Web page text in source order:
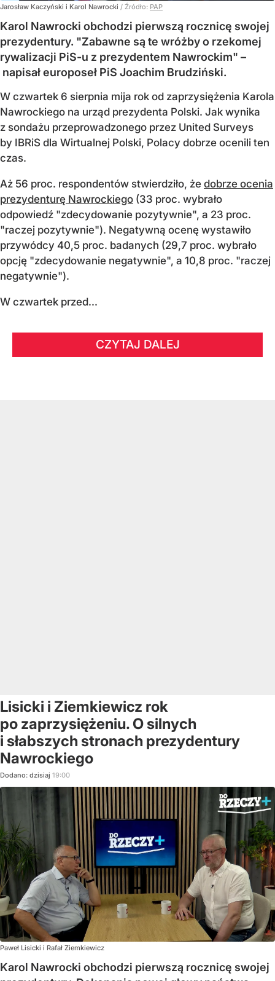
Jarosław Kaczyński i Karol Nawrocki / Źródło: PAP
Karol Nawrocki obchodzi pierwszą rocznicę swojej
prezydentury. "Zabawne są te wróżby o rzekomej
rywalizacji PiS-u z prezydentem Nawrockim" –
napisał europoseł PiS Joachim Brudziński.
W czwartek 6 sierpnia mija rok od zaprzysiężenia Karola
Nawrockiego na urząd prezydenta Polski. Jak wynika
z sondażu przeprowadzonego przez United Surveys
by IBRiS dla Wirtualnej Polski, Polacy dobrze ocenili ten
czas.
Aż 56 proc. respondentów stwierdziło, że dobrze ocenia
prezydenturę Nawrockiego (33 proc. wybrało
odpowiedź "zdecydowanie pozytywnie", a 23 proc.
"raczej pozytywnie"). Negatywną ocenę wystawiło
przywódcy 40,5 proc. badanych (29,7 proc. wybrało
opcję "zdecydowanie negatywnie", a 10,8 proc. "raczej
negatywnie").
W czwartek przed...
CZYTAJ DALEJ
Lisicki i Ziemkiewicz rok
po zaprzysiężeniu. O silnych
i słabszych stronach prezydentury
Nawrockiego
Dodano: dzisiaj 19:00
Paweł Lisicki i Rafał Ziemkiewicz
Karol Nawrocki obchodzi pierwszą rocznicę swojej